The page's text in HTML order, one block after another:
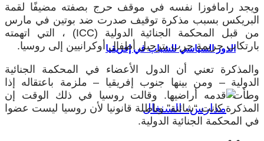
الدور السياسي للشباب في إفريقيا
ويجد رامافوزا نفسه في موقف حرج بصفته مضيفًا لقمة
البريكس بسبب مذكرة توقيف صدرت ضد بوتين في مارس
من قبل المحكمة الجنائية الدولية (ICC) ، التي اتهمته
بارتكاب جريمة حرب بترحيل أطفال أوكرانيين إلى روسيا.
والمذكرة تعني أن الدول الأعضاء في المحكمة الجنائية
الدولية – ومن بينها جنوب إفريقيا – ملزمة باعتقاله إذا
وطأت قدمه أراضيها. وقالت روسيا في ذلك الوقت إن
المذكرة كانت “شائنة” وباطلة قانونيا لأن روسيا ليست عضوا
في المحكمة الجنائية الدولية.